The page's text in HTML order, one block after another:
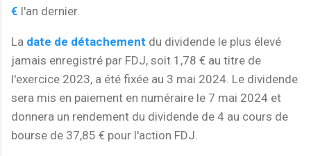
€ l'an dernier.
La date de détachement du dividende le plus élevé
jamais enregistré par FDJ, soit 1,78 € au titre de
l'exercice 2023, a été fixée au 3 mai 2024. Le dividende
sera mis en paiement en numéraire le 7 mai 2024 et
donnera un rendement du dividende de 4 au cours de
bourse de 37,85 € pour l'action FDJ.